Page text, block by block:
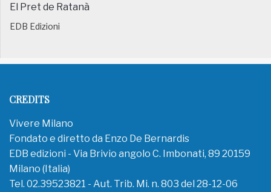
El Pret de Ratanà
EDB Edizioni
CREDITS
Vivere Milano
Fondato e diretto da Enzo De Bernardis
EDB edizioni - Via Brivio angolo C. Imbonati, 89 20159
Milano (Italia)
Tel. 02.39523821 - Aut. Trib. Mi. n. 803 del 28-12-06